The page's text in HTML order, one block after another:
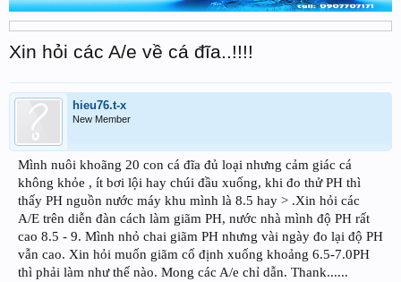
Xin hỏi các A/e về cá đĩa..!!!!
hieu76.t-x
New Member
Mình nuôi khoãng 20 con cá đĩa đủ loại nhưng cảm giác cá
không khỏe , ít bơi lội hay chúi đầu xuống, khi đo thử PH thì
thấy PH nguồn nước máy khu mình là 8.5 hay > .Xin hỏi các
A/E trên diễn đàn cách làm giãm PH, nước nhà mình độ PH rất
cao 8.5 - 9. Mình nhỏ chai giãm PH nhưng vài ngày đo lại độ PH
vẫn cao. Xin hỏi muốn giãm cố định xuống khoảng 6.5-7.0PH
thì phải làm như thế nào. Mong các A/e chỉ dẫn. Thank......